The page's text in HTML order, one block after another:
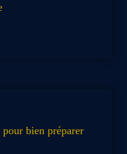
bien préparer